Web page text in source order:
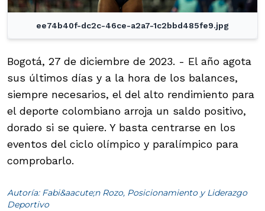
ee74b40f-dc2c-46ce-a2a7-1c2bbd485fe9.jpg
Bogotá, 27 de diciembre de 2023. - El año agota
sus últimos días y a la hora de los balances,
siempre necesarios, el del alto rendimiento para
el deporte colombiano arroja un saldo positivo,
dorado si se quiere. Y basta centrarse en los
eventos del ciclo olímpico y paralímpico para
comprobarlo.
Autoría: Fabi&aacute;n Rozo, Posicionamiento y Liderazgo
Deportivo